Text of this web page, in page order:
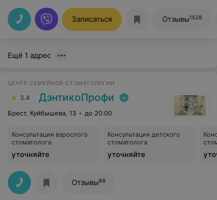
Записаться Отзывы1528
Ещё 1 адрес
ЦЕНТР СЕМЕЙНОЙ СТОМАТОЛОГИИ
3.4 ДэнтикоПрофи
Брест, Куйбышева, 13 до 20:00
Консультация взрослого
стоматолога
уточняйте
Консультация детского
стоматолога
уточняйте
Отзывы88